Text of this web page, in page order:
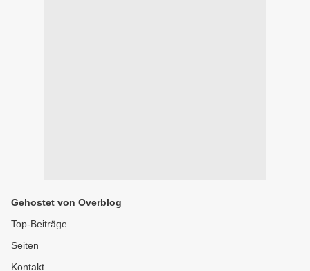
Gehostet von Overblog
Top-Beiträge
Seiten
Kontakt